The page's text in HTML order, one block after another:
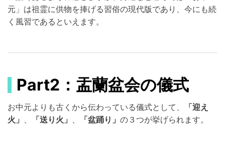
元」は祖霊に供物を捧げる習俗の現代版であり、今にも続
く風習であるといえます。
Part2：盂蘭盆会の儀式
お中元よりも古くから伝わっている儀式として、
「迎え
火」 、 「送り火」 、 「盆踊り」 の３つが挙げられます。